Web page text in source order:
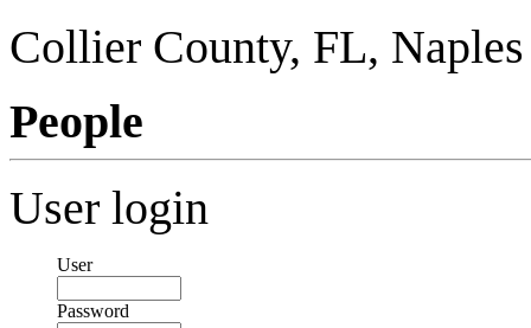
Collier County, FL,
People
User login
User
Password